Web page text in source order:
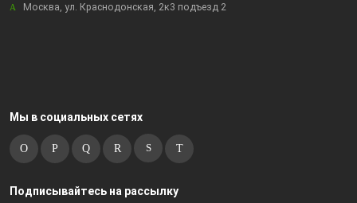
Москва, ул. Краснодонская, 2к3 подъезд 2
Мы в социальных сетях
Подписывайтесь на рассылку